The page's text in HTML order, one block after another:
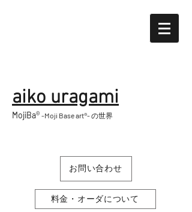
aiko uragami
MojiBa®︎ -Moji Base art®︎-の世界
お問い合わせ
料金・オーダについて